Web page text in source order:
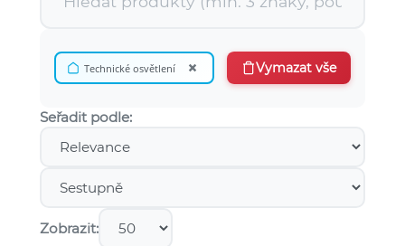
Technické osvětlení × Vymazat vše
Seřadit podle:
Zobrazit: